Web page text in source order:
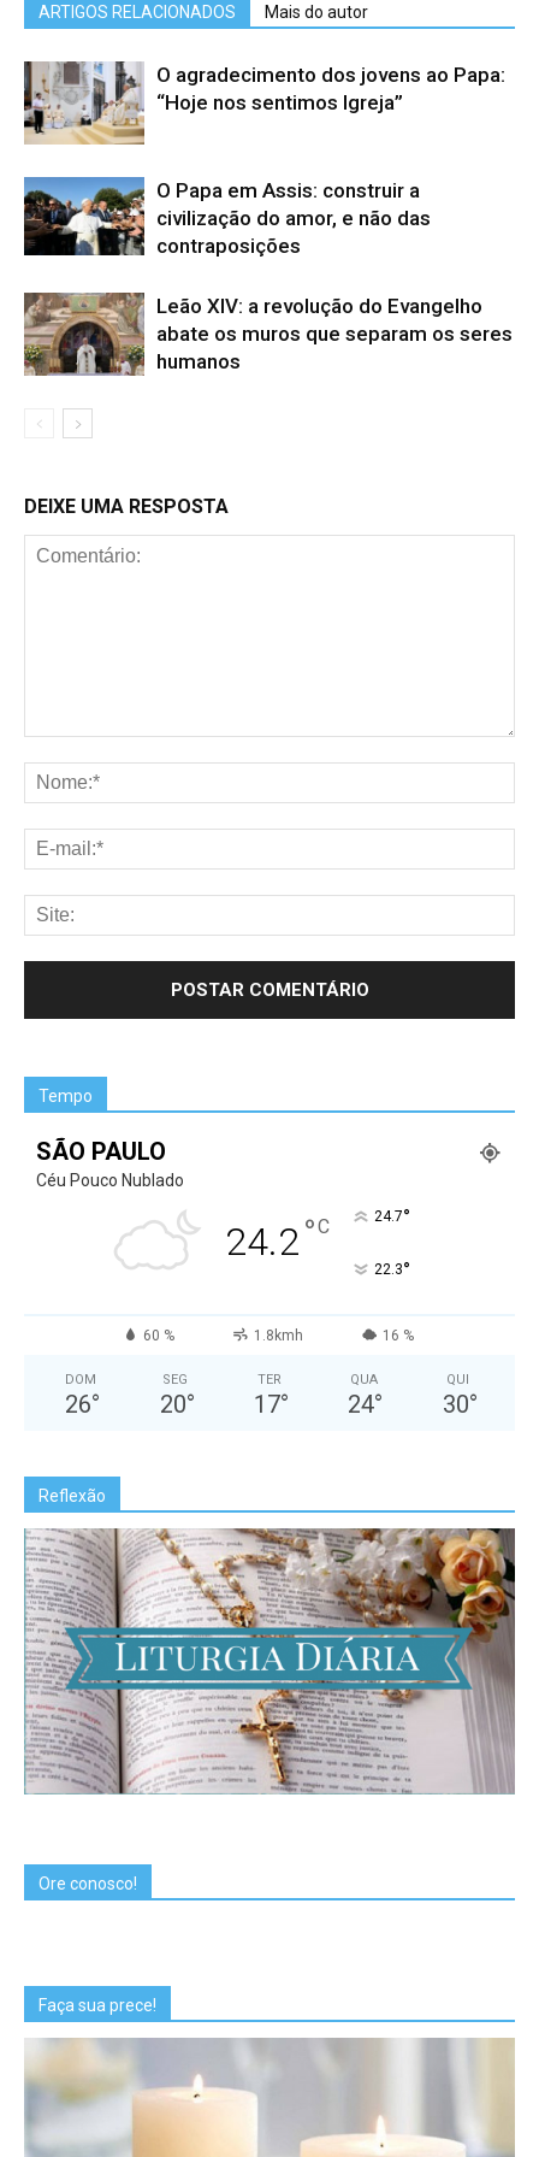
ARTIGOS RELACIONADOS Mais do autor
O agradecimento dos jovens ao Papa:
“Hoje nos sentimos Igreja”
O Papa em Assis: construir a
civilização do amor, e não das
contraposições
Leão XIV: a revolução do Evangelho
abate os muros que separam os seres
humanos
DEIXE UMA RESPOSTA
Tempo
SÃO PAULO
Céu Pouco Nublado
24.2°C 24.7°
22.3°
60 % 1.8kmh 16 %
DOM
26°
SEG
20°
TER
17°
QUA
24°
QUI
30°
Reflexão
Ore conosco!
Faça sua prece!